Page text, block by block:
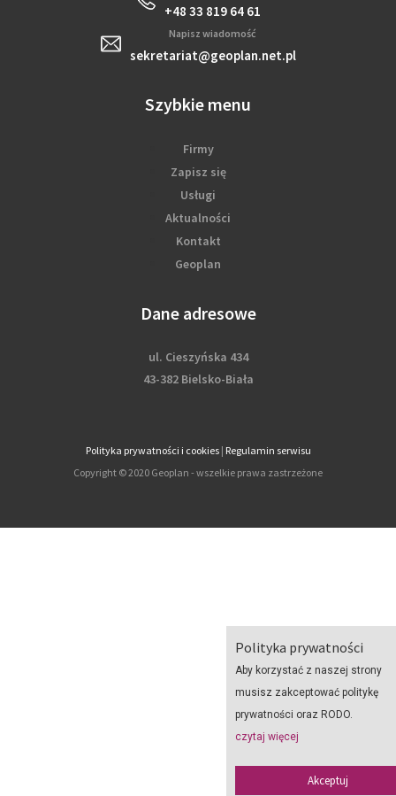
Polityka prywatności
Aby korzystać z naszej strony
musisz zakceptować politykę
prywatności oraz RODO.
czytaj więcej
Akceptuj
+48 33 819 64 61
Napisz wiadomość
sekretariat@geoplan.net.pl
Szybkie menu
Firmy
Zapisz się
Usługi
Aktualności
Kontakt
Geoplan
Dane adresowe
ul. Cieszyńska 434
43-382 Bielsko-Biała
Polityka prywatności i cookies| Regulamin serwisu
Copyright © 2020 Geoplan - wszelkie prawa zastrzeżone